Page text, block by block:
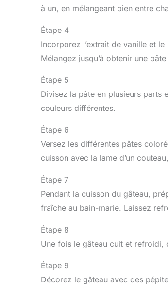
à un, en mélangeant bien entre
Étape 4
Incorporez l’extrait de vanille et
Mélangez jusqu’à obtenir une
Étape 5
Divisez la pâte en plusieurs parts
couleurs différentes.
Étape 6
Versez les différentes pâtes
cuisson avec la lame d’un
Étape 7
Pendant la cuisson du gâteau,
fraîche au bain-marie. Laissez
Étape 8
Une fois le gâteau cuit et refroidi,
Étape 9
Décorez le gâteau avec des